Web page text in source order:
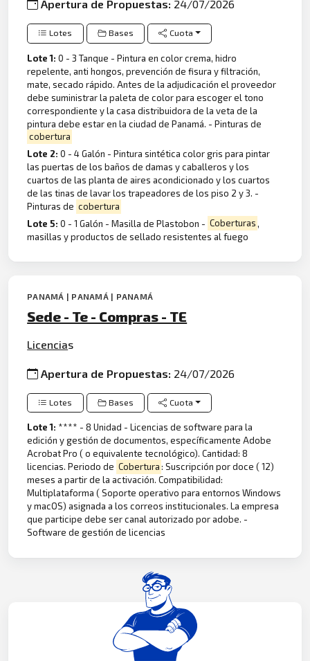
Apertura de Propuestas: 24/07/2026
Lotes Bases Cuota
Lote 1:0 - 3 Tanque - Pintura en color crema, hidro
repelente, anti hongos, prevención de fisura y filtración,
mate, secado rápido. Antes de la adjudicación el proveedor
debe suministrar la paleta de color para escoger el tono
correspondiente y la casa distribuidora de la veta de la
pintura debe estar en la ciudad de Panamá. - Pinturas de
cobertura
Lote 2:0 - 4 Galón - Pintura sintética color gris para pintar
las puertas de los baños de damas y caballeros y los
cuartos de las planta de aires acondicionado y los cuartos
de las tinas de lavar los trapeadores de los piso 2 y 3. -
Pinturas de cobertura
Lote 5:0 - 1 Galón - Masilla de Plastobon - Coberturas,
masillas y productos de sellado resistentes al fuego
PANAMÁ | PANAMÁ | PANAMÁ
Sede - Te - Compras - TE
Licencias
Apertura de Propuestas: 24/07/2026
Lotes Bases Cuota
Lote 1: **** - 8 Unidad - Licencias de software para la
edición y gestión de documentos, específicamente Adobe
Acrobat Pro ( o equivalente tecnológico). Cantidad: 8
licencias. Periodo de Cobertura: Suscripción por doce ( 12)
meses a partir de la activación. Compatibilidad:
Multiplataforma ( Soporte operativo para entornos Windows
y macOS) asignada a los correos institucionales. La empresa
que participe debe ser canal autorizado por adobe. -
Software de gestión de licencias